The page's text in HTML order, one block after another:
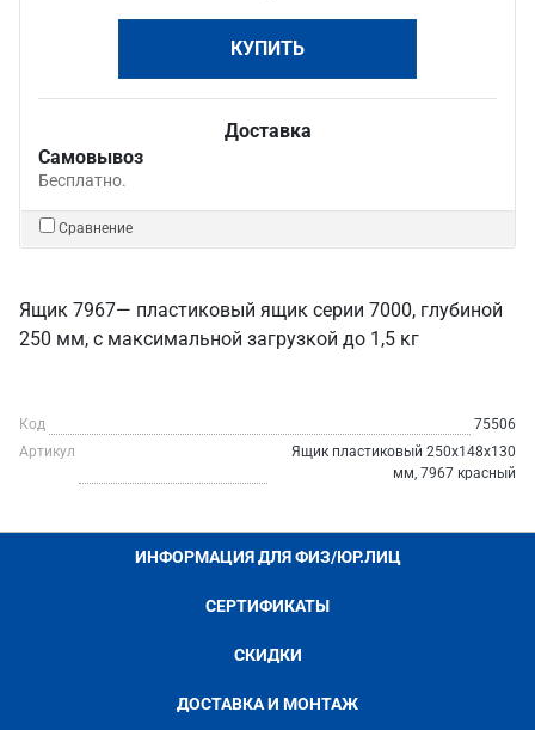
КУПИТЬ
Доставка
Самовывоз
Бесплатно.
Сравнение
Ящик 7967— пластиковый ящик серии 7000, глубиной
250 мм, с максимальной загрузкой до 1,5 кг
Код
75506
Артикул
Ящик пластиковый 250х148х130
мм, 7967 красный
ИНФОРМАЦИЯ ДЛЯ ФИЗ/ЮР.ЛИЦ
СЕРТИФИКАТЫ
СКИДКИ
ДОСТАВКА И МОНТАЖ